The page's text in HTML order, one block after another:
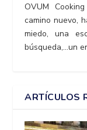
OVUM
camino nuevo,
miedo, una
búsqueda,...un
ARTÍCULOS